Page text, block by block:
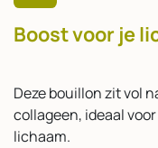
Boost voor je
Deze bouillon zit vol
collageen, ideaal
lichaam.